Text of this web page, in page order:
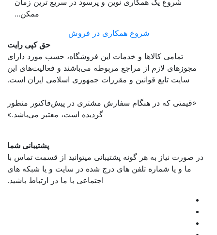
ممکن...
شروع همکاری در فروش
حق کپی رایت
تمامی كالاها و خدمات اين فروشگاه، حسب مورد دارای
مجوزهای لازم از مراجع مربوطه می‌باشند و فعاليت‌های اين
سايت تابع قوانين و مقررات جمهوری اسلامی ايران است.
«قیمتی که در هنگام سفارش مشتری در پیش‌­فاکتور منظور
گرديده است، معتبر می‌باشد.»
پشتیبانی شما
در صورت نیاز به هر گونه پشتیبانی میتوانید از قسمت تماس با
ما و یا شماره تلفن های درج شده در سایت و یا شبکه های
اجتماعی با ما در ارتباط باشید.